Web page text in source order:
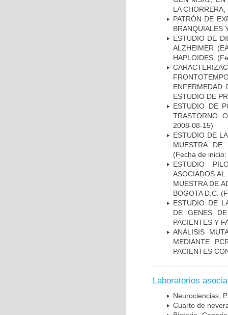
LA
PATRÓN DE
BRANQUIALES
ESTUDIO DE
ALZHEIMER
HAPLOIDES.
ENFERMEDAD
ESTUDIO DE
ESTUDIO DE
TRASTORNO
2008-08-15)
ESTUDIO DE
MUESTRA DE
(Fecha de
ESTUDIO
ASOCIADOS
MUESTRA DE
BOGOTA D.C.
ESTUDIO DE
DE GENES
PACIENTES Y
ANÁLISIS
MEDIANTE
PACIENTES
Laboratorios
Neurociencias,
Cuarto de